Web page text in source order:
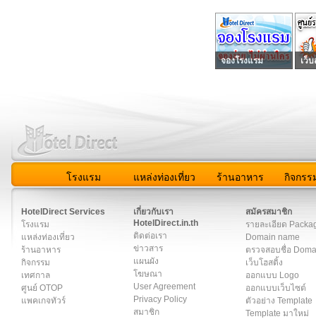
จองโรงแรม เว็
โรงแรม แหล่งท่องเที่ยว ร้านอาหาร กิจกรร
HotelDirect Services
โรงแรม
แหล่งท่องเที่ยว
ร้านอาหาร
กิจกรรม
เทศกาล
ศูนย์ OTOP
แพคเกจทัวร์
เกี่ยวกับเรา
HotelDirect.in.th
ติดต่อเรา
ข่าวสาร
แผนผัง
โฆษณา
User Agreement
Privacy Policy
สมาชิก
สมัครสมาชิก
รายละเอียด
Domain name
ตรวจสอบชื่อ
เว็บโฮสติ้ง
ออกแบบ Logo
ออกแบบเว็บไซต์
ตัวอย่าง Template
Template มาใหม่